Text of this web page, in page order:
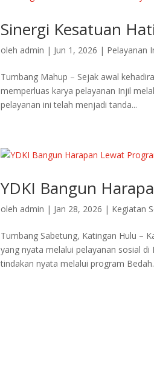
Sinergi Kesatuan
oleh admin | Jun 1, 2026 | Pelayanan
Tumbang Mahup – Sejak awal
memperluas karya pelayanan Injil
pelayanan ini telah menjadi tanda...
YDKI Bangun
oleh admin | Jan 28, 2026 | Kegiatan
Tumbang Sabetung, Katingan Hulu –
yang nyata melalui pelayanan sosial
tindakan nyata melalui program